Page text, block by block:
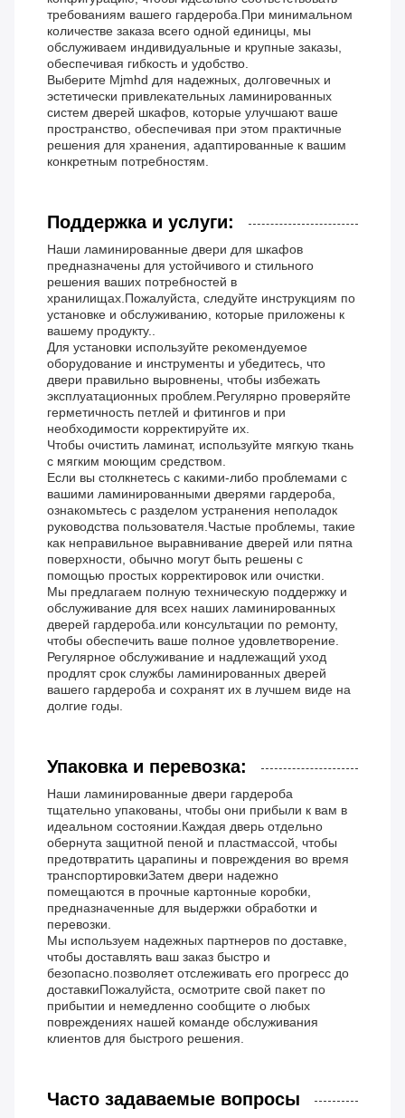
требованиям вашего гардероба.При минимальном
количестве заказа всего одной единицы, мы
обслуживаем индивидуальные и крупные заказы,
обеспечивая гибкость и удобство.
Выберите Mjmhd для надежных, долговечных и
эстетически привлекательных ламинированных
систем дверей шкафов, которые улучшают ваше
пространство, обеспечивая при этом практичные
решения для хранения, адаптированные к вашим
конкретным потребностям.
Поддержка и услуги:
Наши ламинированные двери для шкафов
предназначены для устойчивого и стильного
решения ваших потребностей в
хранилищах.Пожалуйста, следуйте инструкциям по
установке и обслуживанию, которые приложены к
вашему продукту..
Для установки используйте рекомендуемое
оборудование и инструменты и убедитесь, что
двери правильно выровнены, чтобы избежать
эксплуатационных проблем.Регулярно проверяйте
герметичность петлей и фитингов и при
необходимости корректируйте их.
Чтобы очистить ламинат, используйте мягкую ткань
с мягким моющим средством.
Если вы столкнетесь с какими-либо проблемами с
вашими ламинированными дверями гардероба,
ознакомьтесь с разделом устранения неполадок
руководства пользователя.Частые проблемы, такие
как неправильное выравнивание дверей или пятна
поверхности, обычно могут быть решены с
помощью простых корректировок или очистки.
Мы предлагаем полную техническую поддержку и
обслуживание для всех наших ламинированных
дверей гардероба.или консультации по ремонту,
чтобы обеспечить ваше полное удовлетворение.
Регулярное обслуживание и надлежащий уход
продлят срок службы ламинированных дверей
вашего гардероба и сохранят их в лучшем виде на
долгие годы.
Упаковка и перевозка:
Наши ламинированные двери гардероба
тщательно упакованы, чтобы они прибыли к вам в
идеальном состоянии.Каждая дверь отдельно
обернута защитной пеной и пластмассой, чтобы
предотвратить царапины и повреждения во время
транспортировкиЗатем двери надежно
помещаются в прочные картонные коробки,
предназначенные для выдержки обработки и
перевозки.
Мы используем надежных партнеров по доставке,
чтобы доставлять ваш заказ быстро и
безопасно.позволяет отслеживать его прогресс до
доставкиПожалуйста, осмотрите свой пакет по
прибытии и немедленно сообщите о любых
повреждениях нашей команде обслуживания
клиентов для быстрого решения.
Часто задаваемые вопросы